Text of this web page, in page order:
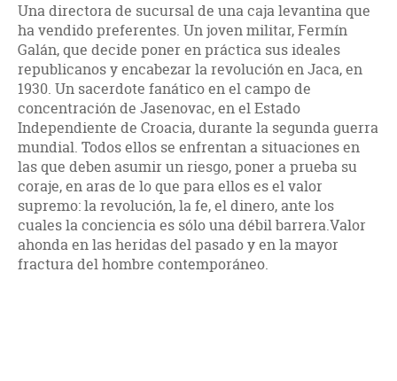
Una directora de sucursal de una caja levantina que
ha vendido preferentes. Un joven militar, Fermín
Galán, que decide poner en práctica sus ideales
republicanos y encabezar la revolución en Jaca, en
1930. Un sacerdote fanático en el campo de
concentración de Jasenovac, en el Estado
Independiente de Croacia, durante la segunda guerra
mundial. Todos ellos se enfrentan a situaciones en
las que deben asumir un riesgo, poner a prueba su
coraje, en aras de lo que para ellos es el valor
supremo: la revolución, la fe, el dinero, ante los
cuales la conciencia es sólo una débil barrera.Valor
ahonda en las heridas del pasado y en la mayor
fractura del hombre contemporáneo.